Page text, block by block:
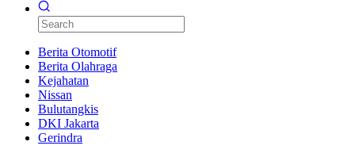
Berita Otomotif
Berita Olahraga
Kejahatan
Nissan
Bulutangkis
DKI Jakarta
Gerindra